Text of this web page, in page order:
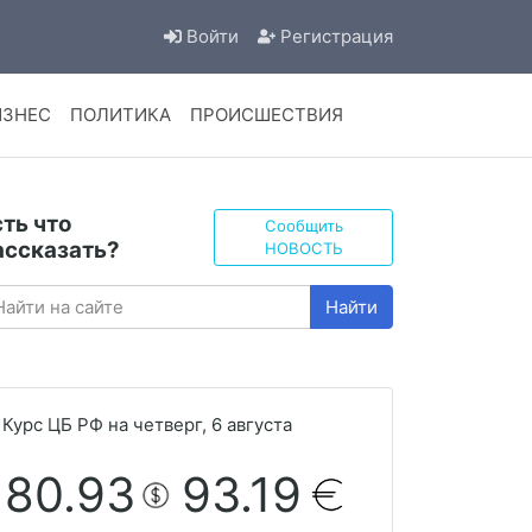
Войти Регистрация
ПОЛИТИКА ПРОИСШЕСТВИЯ
что
Сообщить
НОВОСТЬ
Найти
Курс ЦБ РФ на четверг, 6 августа
80.93 93.19